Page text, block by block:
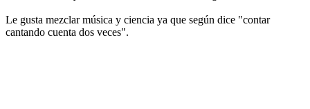
Le gusta mezclar música y ciencia ya que según dice "contar
cantando cuenta dos veces".